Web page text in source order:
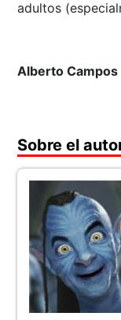
adultos
Alberto Campos
Sobre el